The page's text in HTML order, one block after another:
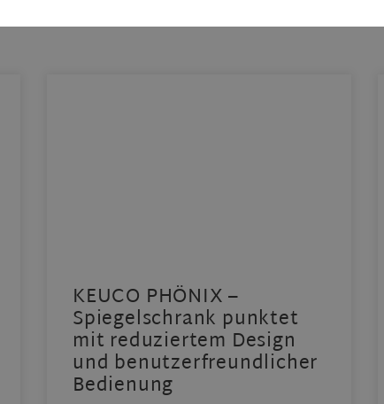
KEUCO PHÖNIX –
Spiegelschrank punktet
mit reduziertem Design
und benutzerfreundlicher
Bedienung